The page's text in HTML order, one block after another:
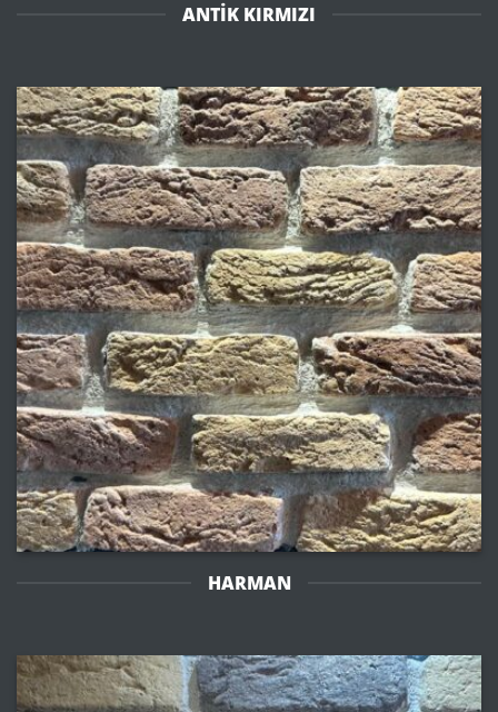
ANTIK KIRMIZI
HARMAN